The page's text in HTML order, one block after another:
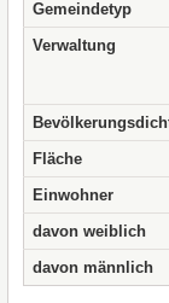
Gemeindetyp
Verwaltung
Fläche
Einwohner
davon weiblich
davon männlich